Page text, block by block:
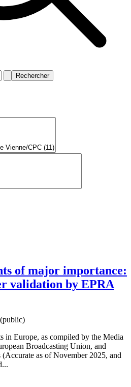
Rechercher
of major importance:
validation by EPRA
(public)
in Europe, as compiled by the Media
Broadcasting Union, and
as of November 2025, and